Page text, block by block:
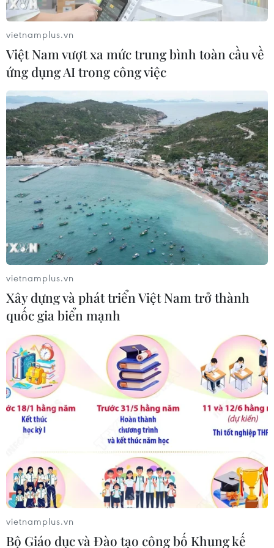
#COVID-19 #Trường học
#Học trực tuyến
#Lây nhiễm
TP. Cần Thơ
Đồng Nai
Lạng Sơn
Sóc Trăng
Theo dõi VietnamPlus
TIN LIÊN QUAN
vietnamplus.vn
Việt Nam vượt xa mức trung bình toàn cầu về
ứng dụng AI trong công việc
vietnamplus.vn
Xây dựng và phát triển Việt Nam trở thành
quốc gia biển mạnh
vietnamplus.vn
Bộ Giáo dục và Đào tạo công bố Khung kế